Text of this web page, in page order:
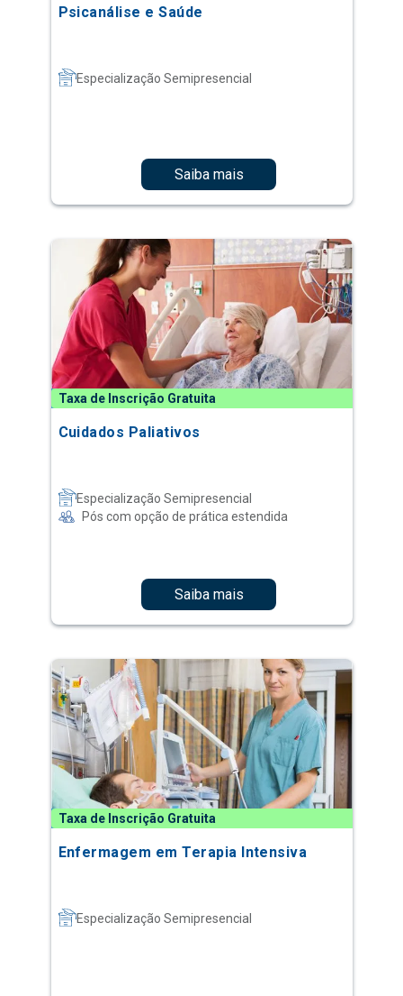
Psicanálise e Saúde
Especialização Semipresencial
Saiba mais
Taxa de Inscrição Gratuita
Cuidados Paliativos
Especialização Semipresencial
Pós com opção de prática estendida
Saiba mais
Taxa de Inscrição Gratuita
Enfermagem em Terapia Intensiva
Especialização Semipresencial